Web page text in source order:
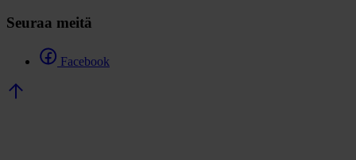
Seuraa meitä
Facebook